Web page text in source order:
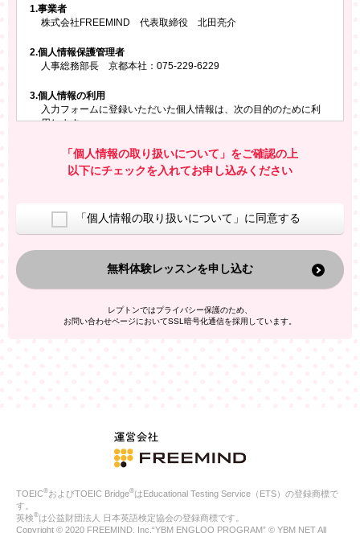
所属施設名・会員番号またはクーポンコード
所属施設名
会員番号またはクーポンコード
1.事業者
株式会社FREEMIND 代表取締役 北田亮介
2.個人情報保護管理者
人事総務部長 京都本社：075-229-6229
3.個人情報の利用
入力フォームに登録いただいた個人情報は、次の目的のために利
用します。
お問い合わせにお答えするため
レプトンのキャンペーンや新商品（新サービス）、新規開講教
室等をご案内するため
換した上で、広告・宣伝・販売促進活動に役立てること
上記の利用目的のために第三者へ提供すること
なお、この利用目的を超えた個人情報の取扱いは行いません。ま
た、これ以外の目的で個人情報を利用することはありません。
人情報を、本人が特定されないデータに不可逆変換した上で第三
者広告配信事業者においてマッチングを行い、その結果に基づい
ご本人の同意がある場合
法令に基づく場合
人の生命、身体または財産の保護のために必要がある場合であ
公衆衛生の向上または児童の健全な育成の推進のために特に必
合
「個人情報の取り扱いについて」をご確認の上
以下にチェックを入れてお申し込みください
「個人情報の取り扱いについて」に同意する
無料体験レッスンを申し込む
レプトンではプライバシー保護のため、
お問い合わせページにおいてSSL暗号化通信を採用しています。
TOEIC®およびTOEIC Bridge®はEducational Testing Service（ETS）の登録商標で
す。
英検®は公益財団法人 日本英語検定協会の登録商標です。
Copyright © 2020 FREEMIND, Inc.“YBM ENGLOO PROGRAM” © YBM NET All